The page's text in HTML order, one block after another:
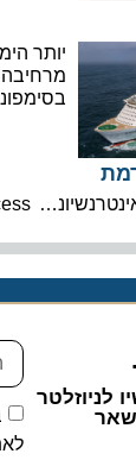
יותר
מרחיבה את
בסימפוני
רויאל קריביאן אינטרנשיונל מביאה את המחזמר ‘בחזרה לעתיד’ ללב ים